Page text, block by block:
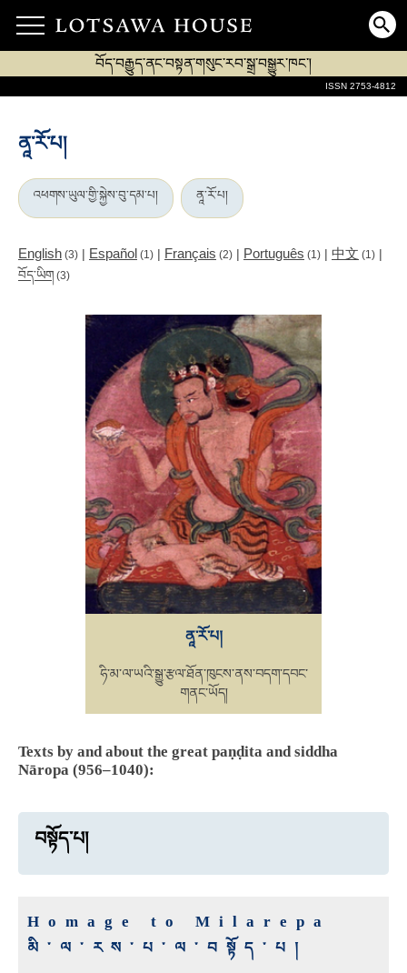
བོད་བརྒྱུད་ནང་བསྟན་གསུང་རབ་སྒྲ་བསྒྱུར་ཁང་།
ISSN 2753-4812
ནཱ་རོ་པ།
འཕགས་ཡུལ་གྱི་སྐྱེས་བུ་དམ་པ། ནཱ་རོ་པ།
English (3) | Español (1) | Français (2) | Português (1) | 中文 (1) |
བོད་ཡིག (3)
ནཱ་རོ་པ།
ཧི་མ་ལ་ཡའི་སྒྱུ་རྩལ་ཐོན་ཁུངས་ནས་བདག་དབང་
གནང་ཡོད།
Texts by and about the great paṇḍita and siddha
Nāropa (956–1040):
བསྟོད་པ།
Homage to Milarepa
མི་ལ་རས་པ་ལ་བསྟོད་པ།